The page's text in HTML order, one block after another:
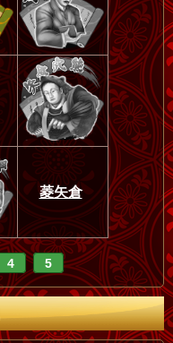
菱矢倉
4 5